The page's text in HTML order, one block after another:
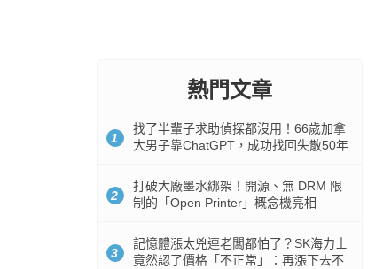
熱門文章
1
找了半輩子求助偵探都沒用！66歲加拿
大男子靠ChatGPT，成功找回失散50年
2
打破大廠墨水綁架！開源、無 DRM 限
制的「Open Printer」概念機亮相
3
記憶體漲太兇連老闆都怕了？SK海力士
竟然認了價格「不正常」：再漲下去不